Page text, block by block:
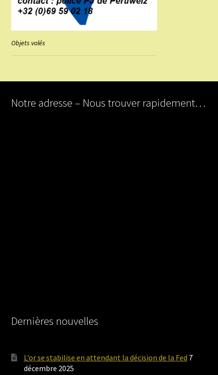
Objets volés
Notre adresse – Nous trouver rapidement…
Dernières nouvelles
L’or se stabilise en attendant la décision de la Fed 7
décembre 2025